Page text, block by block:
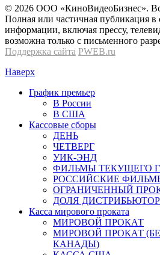
© 2026 OOО «КиноВидеоБизнес».
Полная или частичная публикация в
информации, включая прессу,
возможна только с письменного
Поддержка сайта PWEB.ru
Наверх
График премьер
В России
В США
Кассовые сборы
ДЕНЬ
ЧЕТВЕРГ
УИК-ЭНД
ФИЛЬМЫ ТЕКУЩЕГО
РОССИЙСКИЕ
ОГРАНИЧЕННЫЙ
ДОЛЯ
Касса мирового проката
МИРОВОЙ ПРОКАТ
МИРОВОЙ ПРОКАТ
КАНАДЫ)